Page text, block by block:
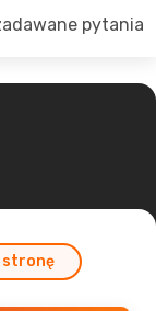
pytania
stronę